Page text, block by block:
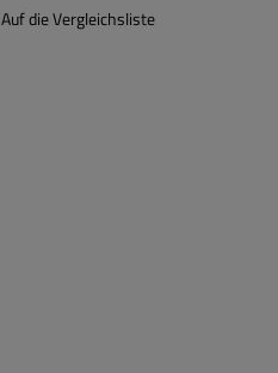
Auf die Vergleichsliste